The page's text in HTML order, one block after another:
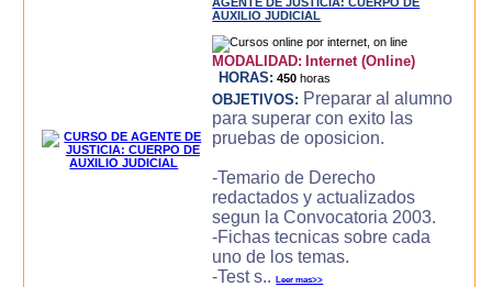
AUXILIO JUDICIAL
MODALIDAD: Internet (Online)
HORAS: 450 horas
OBJETIVOS: Preparar al alumno
para superar con exito las
pruebas de oposicion.
-Temario de Derecho
redactados y actualizados
segun la Convocatoria 2003.
-Fichas tecnicas sobre cada
uno de los temas.
-Test s..Leer mas>>